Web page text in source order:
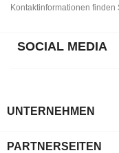
Kontaktinformationen finden
SOCIAL MEDIA
UNTERNEHMEN
PARTNERSEITEN